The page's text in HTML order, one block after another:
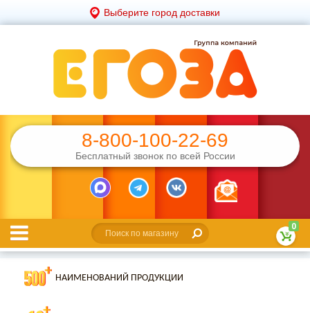
Выберите город доставки
8-800-100-22-69
Бесплатный звонок по всей России
0
НАИМЕНОВАНИЙ ПРОДУКЦИИ